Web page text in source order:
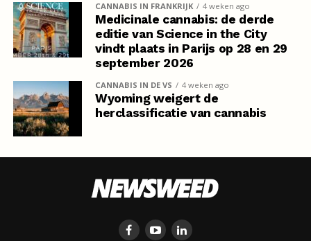
CANNABIS IN FRANKRIJK 4 weken ago
Medicinale cannabis: de derde
editie van Science in the City
vindt plaats in Parijs op 28 en 29
september 2026
CANNABIS IN DE VS 4 weken ago
Wyoming weigert de
herclassificatie van cannabis